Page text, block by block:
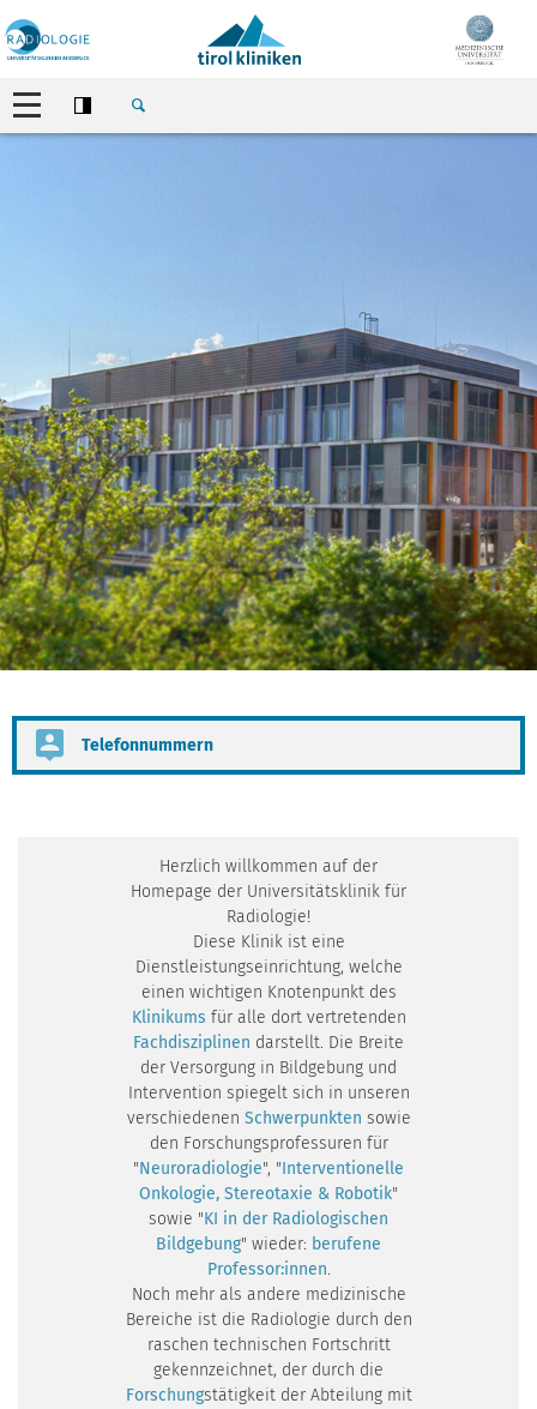
Telefonnummern
Herzlich willkommen auf der
Homepage der Universitätsklinik für
Radiologie!
Diese Klinik ist eine
Dienstleistungseinrichtung, welche
einen wichtigen Knotenpunkt des
Klinikums für alle dort vertretenden
Fachdisziplinen darstellt. Die Breite
der Versorgung in Bildgebung und
Intervention spiegelt sich in unseren
verschiedenen Schwerpunkten sowie
den Forschungsprofessuren für
"Neuroradiologie", "Interventionelle
Onkologie, Stereotaxie & Robotik"
sowie "KI in der Radiologischen
Bildgebung" wieder: berufene
Professor:innen.
Noch mehr als andere medizinische
Bereiche ist die Radiologie durch den
raschen technischen Fortschritt
gekennzeichnet, der durch die
Forschungstätigkeit der Abteilung mit